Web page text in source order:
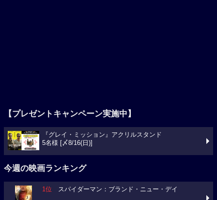
【プレゼントキャンペーン実施中】
『グレイ・ミッション』アクリルスタンド
5名様 [〆8/16(日)]
今週の映画ランキング
1位 スパイダーマン：ブランド・ニュー・デイ